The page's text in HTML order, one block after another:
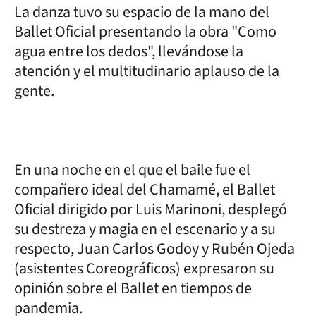
La danza tuvo su espacio de la mano del
Ballet Oficial presentando la obra "Como
agua entre los dedos", llevándose la
atención y el multitudinario aplauso de la
gente.
En una noche en el que el baile fue el
compañero ideal del Chamamé, el Ballet
Oficial dirigido por Luis Marinoni, desplegó
su destreza y magia en el escenario y a su
respecto, Juan Carlos Godoy y Rubén Ojeda
(asistentes Coreográficos) expresaron su
opinión sobre el Ballet en tiempos de
pandemia.